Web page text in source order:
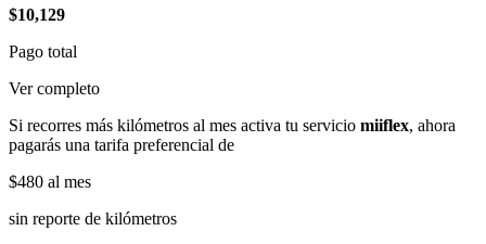
$10,129
Pago total
Ver completo
Si recorres más kilómetros al mes activa tu servicio miiflex, ahora
pagarás una tarifa preferencial de
$480 al mes
sin reporte de kilómetros